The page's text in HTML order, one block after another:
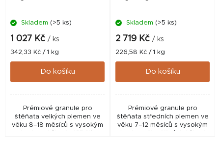
Skladem (>5 ks)
1 027 Kč / ks
Měrná
cena:
342,33 Kč / 1 kg
Do košíku
Prémiové granule pro
štěňata velkých plemen ve
věku 8–18 měsíců s vysokým
obsahem bílkovin (35 %) a
Skladem (>5 ks)
2 719 Kč / ks
Měrná
cena:
226,58 Kč / 1 kg
Do košíku
Prémiové granule pro
štěňata středních plemen ve
věku 7–12 měsíců s vysokým
obsahem živočišných bílkovin